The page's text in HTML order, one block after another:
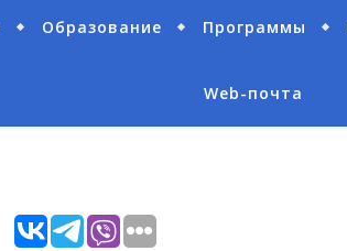
Образование Программы
Web-почта